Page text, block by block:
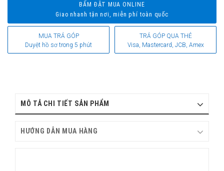
BẤM ĐẶT MUA ONLINE
Giao nhanh tận nơi, miễn phí toàn quốc
MUA TRẢ GÓP
Duyệt hồ sơ trong 5 phút
TRẢ GÓP QUA THẺ
Visa, Mastercard, JCB, Amex
MÔ TẢ CHI TIẾT SẢN PHẨM
HƯỚNG DẪN MUA HÀNG